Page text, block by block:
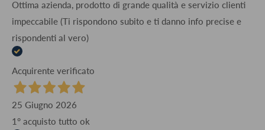
Ottima azienda, prodotto di grande qualità e servizio clienti
impeccabile (Ti rispondono subito e ti danno info precise e
rispondenti al vero)
Acquirente verificato
25 Giugno 2026
1° acquisto tutto ok